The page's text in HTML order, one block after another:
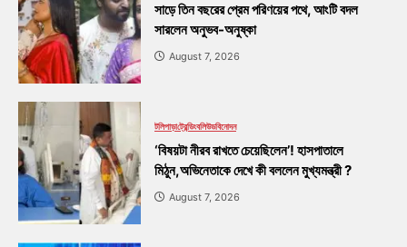
সাড়ে তিন বছরের প্রেম পরিণয়ের পথে, আংটি বদল
সারলেন অনুভব-অনুষ্কা
August 7, 2026
টলিপাড়াট্রেন্ডিংবলিউডবিনোদন
‘বিষয়টা নীরব রাখতে চেয়েছিলেন’! হাসপাতালে
মিঠুন,অভিনেতাকে দেখে কী বললেন মুখ্যমন্ত্রী ?
August 7, 2026